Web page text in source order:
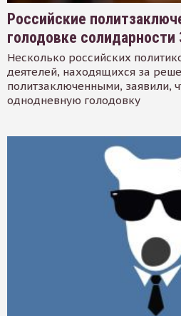
Российские
голодовке солидарности
Несколько российских
деятелей, находящихся за
политзаключенными, заявили,
однодневную голодовку